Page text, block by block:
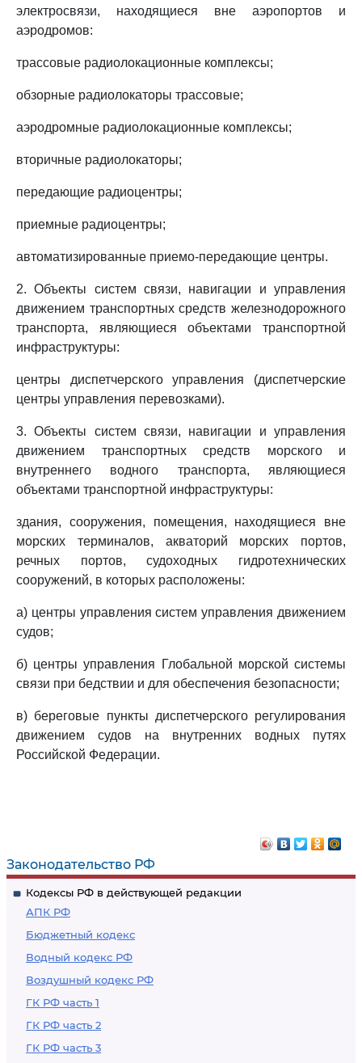
Законодательство РФ
Кодексы РФ в действующей редакции
АПК РФ
Бюджетный кодекс
Водный кодекс РФ
Воздушный кодекс РФ
ГК РФ часть 1
ГК РФ часть 2
ГК РФ часть 3
электросвязи, находящиеся вне аэропортов и
аэродромов:
трассовые радиолокационные комплексы;
обзорные радиолокаторы трассовые;
аэродромные радиолокационные комплексы;
вторичные радиолокаторы;
передающие радиоцентры;
приемные радиоцентры;
автоматизированные приемо-передающие центры.
2. Объекты систем связи, навигации и управления
движением транспортных средств железнодорожного
транспорта, являющиеся объектами транспортной
инфраструктуры:
центры диспетчерского управления (диспетчерские
центры управления перевозками).
3. Объекты систем связи, навигации и управления
движением транспортных средств морского и
внутреннего водного транспорта, являющиеся
объектами транспортной инфраструктуры:
здания, сооружения, помещения, находящиеся вне
морских терминалов, акваторий морских портов,
речных портов, судоходных гидротехнических
сооружений, в которых расположены:
а) центры управления систем управления движением
судов;
б) центры управления Глобальной морской системы
связи при бедствии и для обеспечения безопасности;
в) береговые пункты диспетчерского регулирования
движением судов на внутренних водных путях
Российской Федерации.